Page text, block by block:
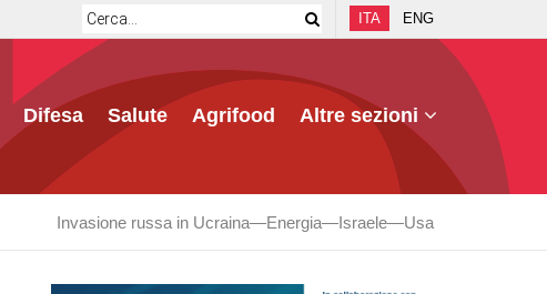
ITA ENG
Difesa Salute Agrifood Altre sezioni
Invasione russa in Ucraina Energia Israele Usa